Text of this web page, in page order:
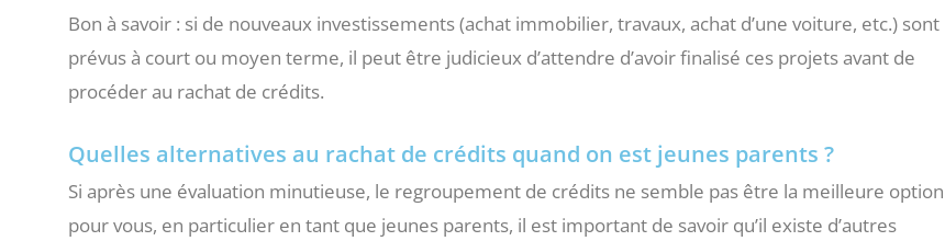
Bon à savoir : si de nouveaux investissements (achat immobilier, travaux, achat d’une voiture, etc.) sont
prévus à court ou moyen terme, il peut être judicieux d’attendre d’avoir finalisé ces projets avant de
procéder au rachat de crédits.
Quelles alternatives au rachat de crédits quand on est jeunes parents ?
Si après une évaluation minutieuse, le regroupement de crédits ne semble pas être la meilleure option
pour vous, en particulier en tant que jeunes parents, il est important de savoir qu’il existe d’autres